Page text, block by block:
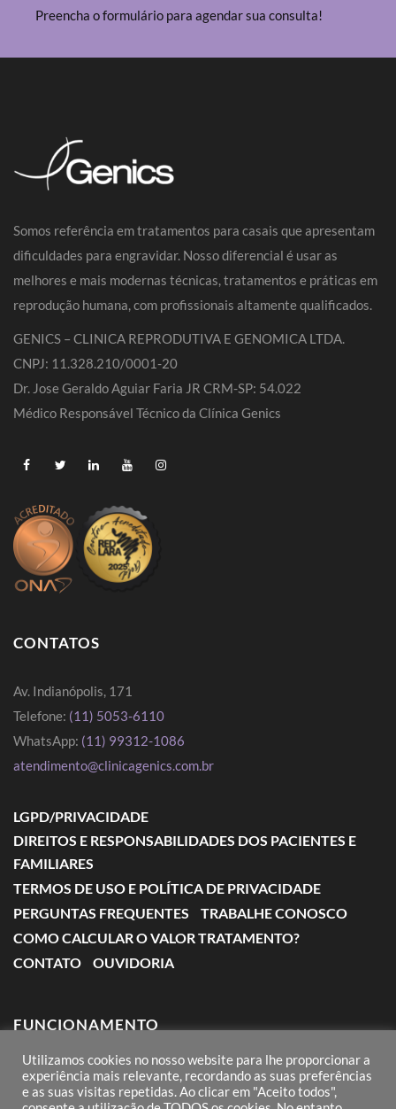
Preencha o formulário para agendar sua consulta!
Somos referência em tratamentos para casais que apresentam
dificuldades para engravidar. Nosso diferencial é usar as
melhores e mais modernas técnicas, tratamentos e práticas em
reprodução humana, com profissionais altamente qualificados.
GENICS – CLINICA REPRODUTIVA E GENOMICA LTDA.
CNPJ: 11.328.210/0001-20
Dr. Jose Geraldo Aguiar Faria JR CRM-SP: 54.022
Médico Responsável Técnico da Clínica Genics
CONTATOS
Av. Indianópolis, 171
Telefone: (11) 5053-6110
WhatsApp: (11) 99312-1086
atendimento@clinicagenics.com.br
LGPD/PRIVACIDADE
DIREITOS E RESPONSABILIDADES DOS PACIENTES E
FAMILIARES
TERMOS DE USO E POLÍTICA DE PRIVACIDADE
PERGUNTAS FREQUENTES
TRABALHE CONOSCO
COMO CALCULAR O VALOR TRATAMENTO?
CONTATO
OUVIDORIA
FUNCIONAMENTO
Segunda a Sexta: das 7:00 às 18:00
Sábado: das 8:00 às 12:00
Utilizamos cookies no nosso website para lhe proporcionar a
experiência mais relevante, recordando as suas preferências
e as suas visitas repetidas. Ao clicar em "Aceito todos",